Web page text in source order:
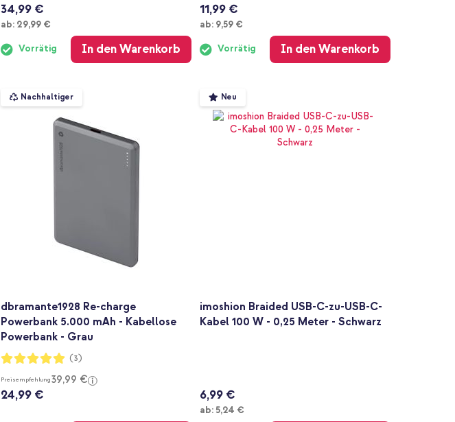
34,99 €
ab: Ab
29,99 €
Vorrätig In den Warenkorb
11,99 €
ab: Ab
9,59 €
Vorrätig In den Warenkorb
Nachhaltiger
dbramante1928 Re-charge
Powerbank 5.000 mAh - Kabellose
Powerbank - Grau
Bewertung:
100%
(3)
Preisempfehlung39,99 €
24,99 €
Neu
imoshion Braided USB-C-zu-USB-C-
Kabel 100 W - 0,25 Meter - Schwarz
6,99 €
ab: Ab
5,24 €